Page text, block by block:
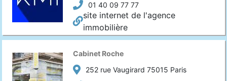
01 40 09 77 77
site internet de l'agence
immobilière
Cabinet Roche
252 rue Vaugirard 75015 Paris